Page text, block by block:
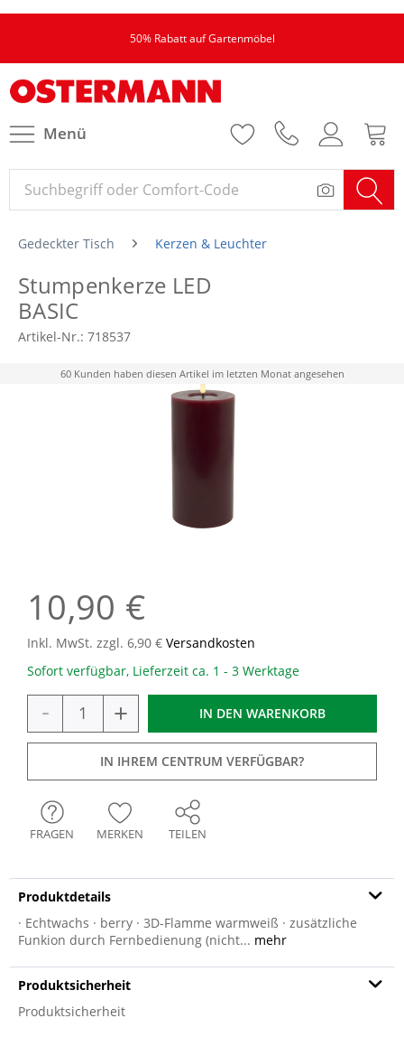
50% Rabatt auf Gartenmöbel
Menü
Gedeckter Tisch Kerzen & Leuchter
Stumpenkerze LED
BASIC
Artikel-Nr.: 718537
60 Kunden haben diesen Artikel im letzten Monat angesehen
10,90 €
Inkl. MwSt. zzgl. 6,90 € Versandkosten
Sofort verfügbar, Lieferzeit ca. 1 - 3 Werktage
- + IN DEN WARENKORB
IN IHREM CENTRUM VERFÜGBAR?
FRAGEN MERKEN TEILEN
Produktdetails
· Echtwachs · berry · 3D-Flamme warmweiß · zusätzliche
Funkion durch Fernbedienung (nicht... mehr
Produktsicherheit
Produktsicherheit